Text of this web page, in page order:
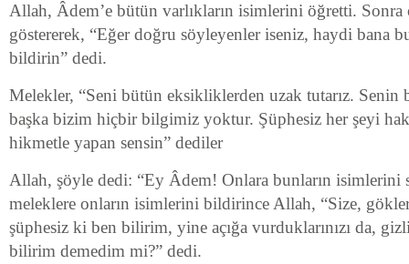
Allah, Âdem’e bütün varlıkların isimlerini öğretti. Sonra
göstererek, “Eğer doğru söyleyenler iseniz, haydi bana
bildirin” dedi.
Melekler, “Seni bütün eksikliklerden uzak tutarız. Senin
başka bizim hiçbir bilgimiz yoktur. Şüphesiz her şeyi
hikmetle yapan sensin” dediler
Allah, şöyle dedi: “Ey Âdem! Onlara bunların isimlerini
meleklere onların isimlerini bildirince Allah, “Size,
şüphesiz ki ben bilirim, yine açığa vurduklarınızı da,
bilirim demedim mi?” dedi.